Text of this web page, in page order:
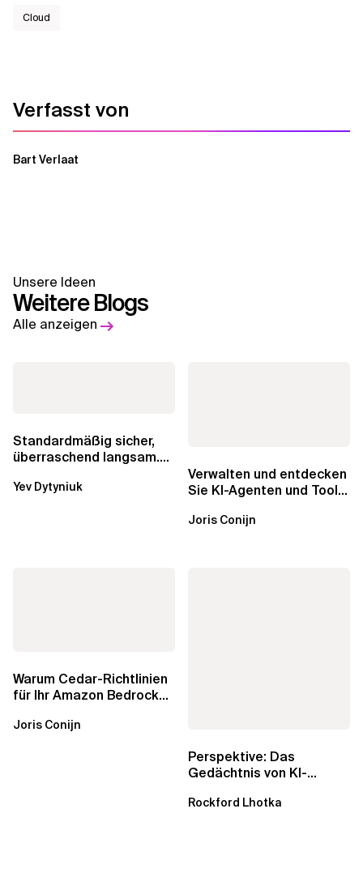
Cloud
Verfasst von
Bart Verlaat
Unsere Ideen
Weitere Blogs
Alle anzeigen
Standardmäßig sicher,
überraschend langsam.
über die RDS...
Yev Dytyniuk
Verwalten und entdecken
Sie KI-Agenten und Tools
AgentCore...
Joris Conijn
Warum Cedar-Richtlinien
für Ihr Amazon Bedrock
wichtig sind
Joris Conijn
Perspektive: Das
Gedächtnis von KI-
dem...
Rockford Lhotka